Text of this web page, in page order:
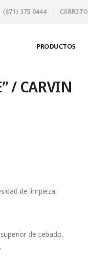
(871) 375 0444 CARRITO
PRODUCTOS
/ CARVIN
de limpieza.
de cebado.